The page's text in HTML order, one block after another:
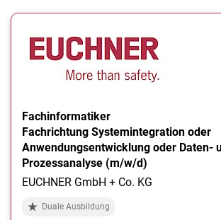
Fachinformatiker
Fachrichtung Systemintegration oder
Anwendungsentwicklung oder Daten-
Prozessanalyse (m/w/d)
EUCHNER GmbH + Co. KG
Duale Ausbildung